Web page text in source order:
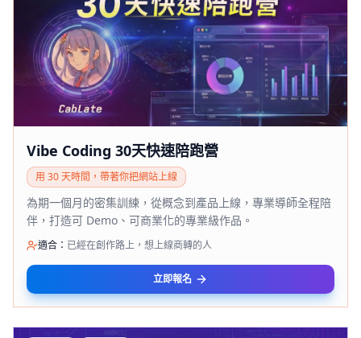
Vibe Coding 30天快速陪跑營
用 30 天時間，帶著你把網站上線
為期一個月的密集訓練，從概念到產品上線，專業導師全程陪
伴，打造可 Demo、可商業化的專業級作品。
適合： 已經在創作路上，想上線商轉的人
立即報名